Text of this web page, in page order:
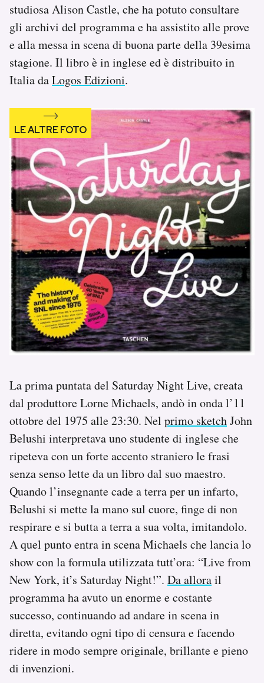
studiosa Alison Castle, che ha potuto consultare
gli archivi del programma e ha assistito alle prove
e alla messa in scena di buona parte della 39esima
stagione. Il libro è in inglese ed è distribuito in
Italia daLogos Edizioni.
La prima puntata del Saturday Night Live, creata
dal produttore Lorne Michaels, andò in onda l’11
ottobre del 1975 alle 23:30. Nel primo sketchJohn
Belushi interpretava uno studente di inglese che
ripeteva con un forte accento straniero le frasi
senza senso lette da un libro dal suo maestro.
Quando l’insegnante cade a terra per un infarto,
Belushi si mette la mano sul cuore, finge di non
respirare e si butta a terra a sua volta, imitandolo.
A quel punto entra in scena Michaels che lancia lo
show con la formula utilizzata tutt’ora: “Live from
New York, it’s Saturday Night!”. Da allorail
programma ha avuto un enorme e costante
successo, continuando ad andare in scena in
diretta, evitando ogni tipo di censura e facendo
ridere in modo sempre originale, brillante e pieno
di invenzioni.